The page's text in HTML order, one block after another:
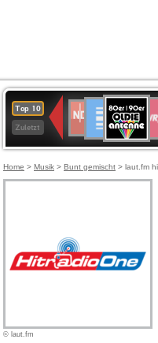
Top 10
Zuletzt
Deutschlandfunk
80er
90er
OLDIE
ANTENNE
SWR3
SWR
Kultur
NDR
2
Home > Musik > Bunt gemischt > laut.fm
© laut.fm